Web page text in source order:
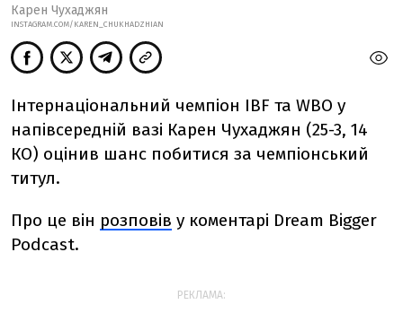
Карен Чухаджян
INSTAGRAM.COM/KAREN_CHUKHADZHIAN
Інтернаціональний чемпіон IBF та WBO у
напівсередній вазі Карен Чухаджян (25-3, 14
КО) оцінив шанс побитися за чемпіонський
титул.
Про це він розповів у коментарі Dream Bigger
Podcast.
РЕКЛАМА: